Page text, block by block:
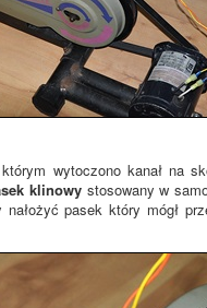
wytoczono kanał na
klinowystosowany w
nałożyć pasek który mógł